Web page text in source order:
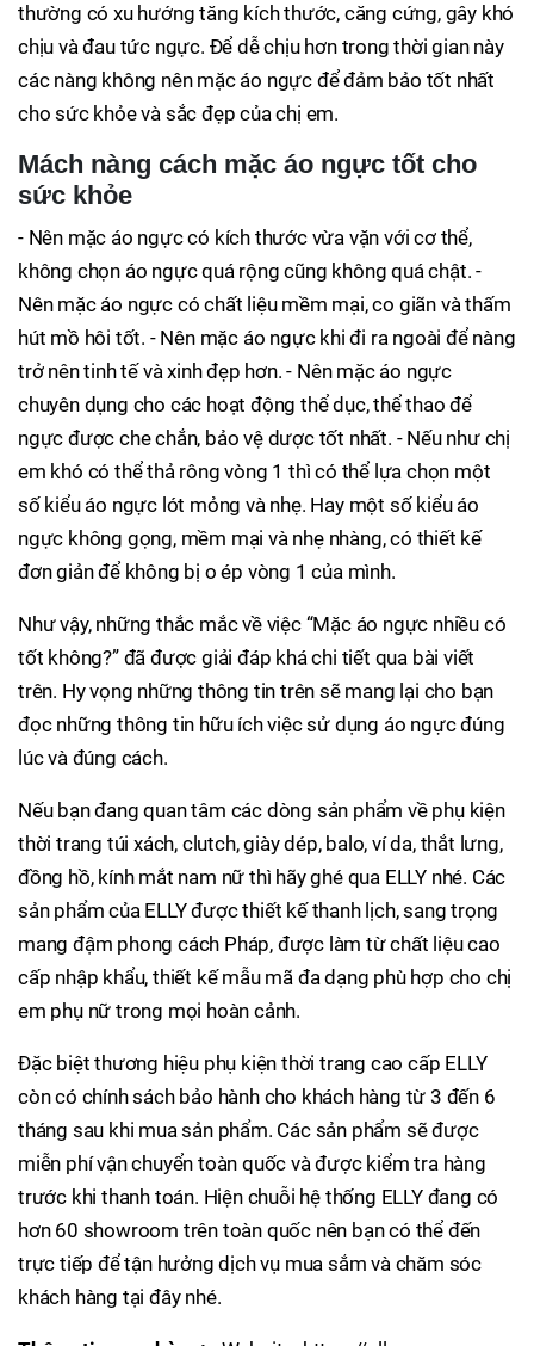
thường có xu hướng tăng kích thước, căng cứng, gây khó
chịu và đau tức ngực. Để dễ chịu hơn trong thời gian này
các nàng không nên mặc áo ngực để đảm bảo tốt nhất
cho sức khỏe và sắc đẹp của chị em.
Mách nàng cách mặc áo ngực tốt cho
sức khỏe
- Nên mặc áo ngực có kích thước vừa vặn với cơ thể,
không chọn áo ngực quá rộng cũng không quá chật. -
Nên mặc áo ngực có chất liệu mềm mại, co giãn và thấm
hút mồ hôi tốt. - Nên mặc áo ngực khi đi ra ngoài để nàng
trở nên tinh tế và xinh đẹp hơn. - Nên mặc áo ngực
chuyên dụng cho các hoạt động thể dục, thể thao để
ngực được che chắn, bảo vệ dược tốt nhất. - Nếu như chị
em khó có thể thả rông vòng 1 thì có thể lựa chọn một
số kiểu áo ngực lót mỏng và nhẹ. Hay một số kiểu áo
ngực không gọng, mềm mại và nhẹ nhàng, có thiết kế
đơn giản để không bị o ép vòng 1 của mình.
Như vậy, những thắc mắc về việc “Mặc áo ngực nhiều có
tốt không?” đã được giải đáp khá chi tiết qua bài viết
trên. Hy vọng những thông tin trên sẽ mang lại cho bạn
đọc những thông tin hữu ích việc sử dụng áo ngực đúng
lúc và đúng cách.
Nếu bạn đang quan tâm các dòng sản phẩm về phụ kiện
thời trang túi xách, clutch, giày dép, balo, ví da, thắt lưng,
đồng hồ, kính mắt nam nữ thì hãy ghé qua ELLY nhé. Các
sản phẩm của ELLY được thiết kế thanh lịch, sang trọng
mang đậm phong cách Pháp, được làm từ chất liệu cao
cấp nhập khẩu, thiết kế mẫu mã đa dạng phù hợp cho chị
em phụ nữ trong mọi hoàn cảnh.
Đặc biệt thương hiệu phụ kiện thời trang cao cấp ELLY
còn có chính sách bảo hành cho khách hàng từ 3 đến 6
tháng sau khi mua sản phẩm. Các sản phẩm sẽ được
miễn phí vận chuyển toàn quốc và được kiểm tra hàng
trước khi thanh toán. Hiện chuỗi hệ thống ELLY đang có
hơn 60 showroom trên toàn quốc nên bạn có thể đến
trực tiếp để tận hưởng dịch vụ mua sắm và chăm sóc
khách hàng tại đây nhé.